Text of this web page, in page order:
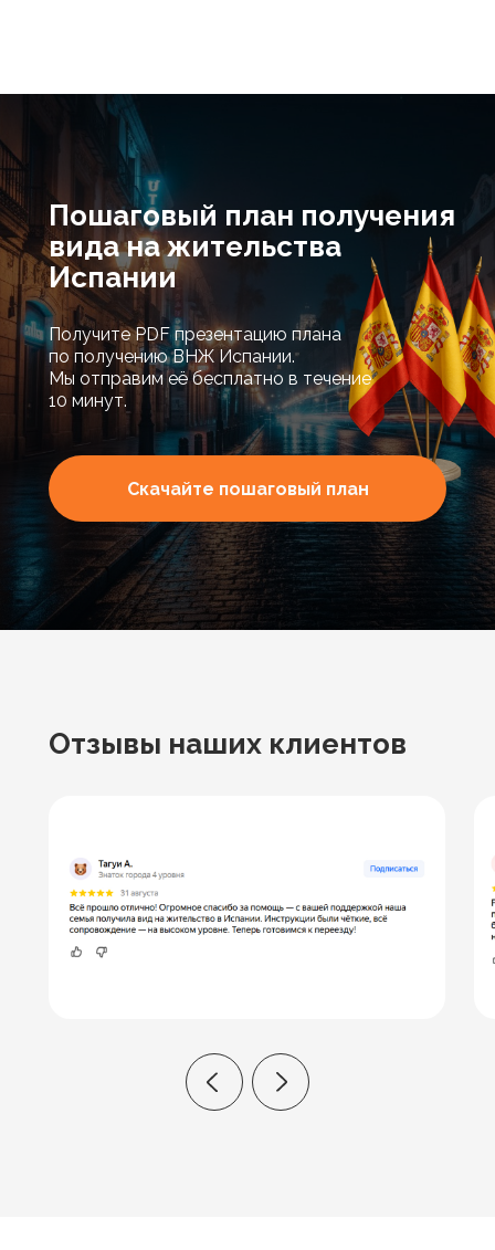
Скачайте пошаговый план
Пошаговый план получения
вида на жительства
Испании
Получите PDF презентацию плана
по получению ВНЖ Испании.
Мы отправим её бесплатно в течение
10 минут.
Отзывы наших клиентов